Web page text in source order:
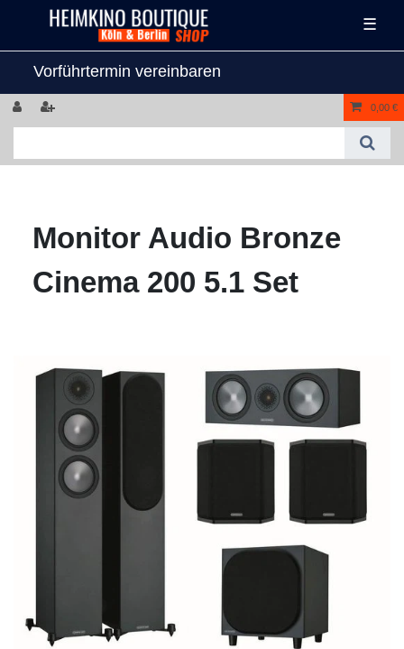
☰
Vorführtermin vereinbaren
0,00 €
Monitor Audio Bronze
Cinema 200 5.1 Set